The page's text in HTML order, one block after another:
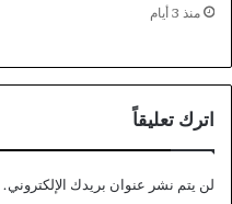
منذ 3 أيام
اترك تعليقاً
لن يتم نشر عنوان بريدك الإلكتروني.